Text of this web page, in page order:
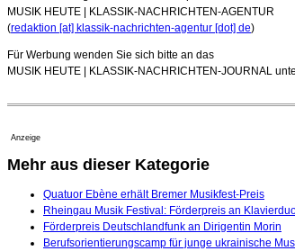
MUSIK HEUTE | KLASSIK-NACHRICHTEN-AGENTUR
(redaktion [at] klassik-nachrichten-agentur [dot] de)
Für Werbung wenden Sie sich bitte an das
MUSIK HEUTE | KLASSIK-NACHRICHTEN-JOURNAL
Anzeige
Mehr aus dieser Kategorie
Quatuor Ebène erhält Bremer Musikfest-Preis
Rheingau Musik Festival: Förderpreis an
Förderpreis Deutschlandfunk an Dirigentin Morin
Berufsorientierungscamp für junge ukrainische